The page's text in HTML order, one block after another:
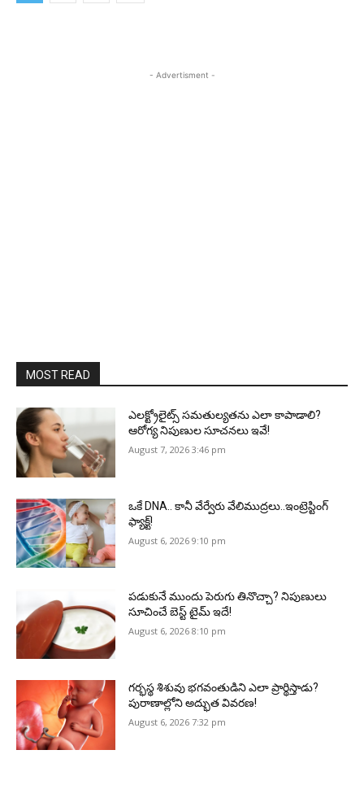
- Advertisment -
MOST READ
ఎలక్ట్రోలైట్స్ సమతుల్యతను ఎలా కాపాడాలి?
ఆరోగ్య నిపుణుల సూచనలు ఇవే!
August 7, 2026 3:46 pm
ఒకే DNA.. కానీ వేర్వేరు వేలిముద్రలు..ఇంట్రెస్టింగ్
ఫ్యాక్ట్!
August 6, 2026 9:10 pm
పడుకునే ముందు పెరుగు తినొచ్చా? నిపుణులు
సూచించే బెస్ట్ టైమ్ ఇదే!
August 6, 2026 8:10 pm
గర్భస్థ శిశువు భగవంతుడిని ఎలా ప్రార్థిస్తాడు?
పురాణాల్లోని అద్భుత వివరణ!
August 6, 2026 7:32 pm